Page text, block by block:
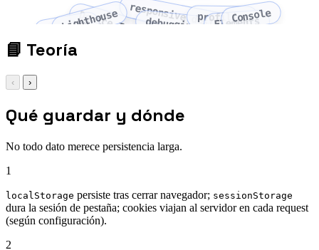
Security
Lighthouse
Device Toolbarresponsive design mode
debugging profiling
Elements
Console
📘 Teoría
‹ ›
Qué guardar y dónde
No todo dato merece persistencia larga.
1
localStorage persiste tras cerrar navegador; sessionStorage
dura la sesión de pestaña; cookies viajan al servidor en cada request
(según configuración).
2